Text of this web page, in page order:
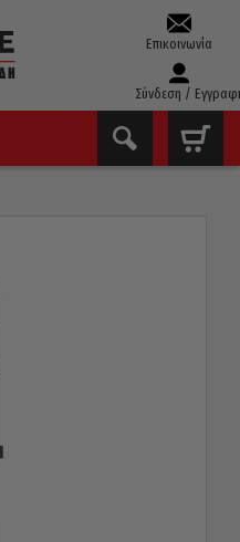
Επικοινωνία
Σύνδεση /
ΚΟΜΠΛΈ 12×400